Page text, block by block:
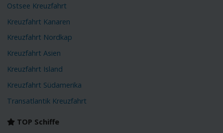
Ostsee Kreuzfahrt
Kreuzfahrt Kanaren
Kreuzfahrt Nordkap
Kreuzfahrt Asien
Kreuzfahrt Island
Kreuzfahrt Südamerika
Transatlantik Kreuzfahrt
TOP Schiffe